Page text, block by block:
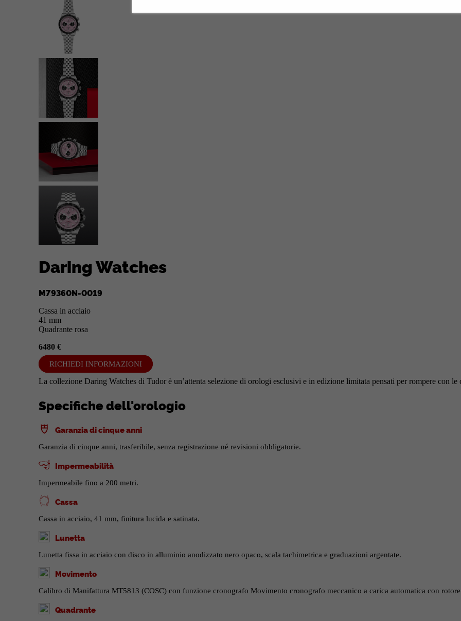
Daring Watches
M79360N-0019
Cassa in acciaio
41 mm
Quadrante rosa
6480 €
RICHIEDI INFORMAZIONI
La collezione Daring Watches di Tudor è un’attenta selezione di orologi esclusivi e in edizione limitata pensati per rompere con le
Specifiche dell'orologio
Garanzia di cinque anni
Garanzia di cinque anni, trasferibile, senza registrazione né revisioni obbligatorie.
Impermeabilità
Impermeabile fino a 200 metri.
Cassa
Cassa in acciaio, 41 mm, finitura lucida e satinata.
Lunetta
Lunetta fissa in acciaio con disco in alluminio anodizzato nero opaco, scala tachimetrica e graduazioni argentate.
Movimento
Calibro di Manifattura MT5813 (COSC) con funzione cronografo Movimento cronografo meccanico a carica automatica con
Quadrante